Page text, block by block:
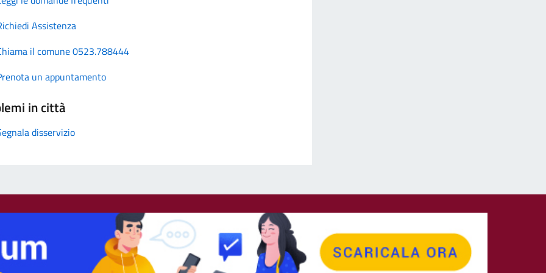
Assistenza
il comune 0523.788444
un appuntamento
in città
disservizio